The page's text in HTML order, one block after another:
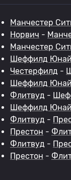
Манчестер
Норвич -
Манчестер
Шеффилд
Честерфилд -
Шеффилд
Флитвуд -
Шеффилд
Флитвуд -
Престон -
Флитвуд -
Престон -